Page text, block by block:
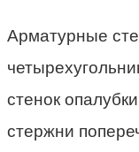
Арматурные
стенок
стержни